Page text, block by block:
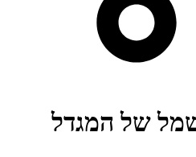
של המגדל